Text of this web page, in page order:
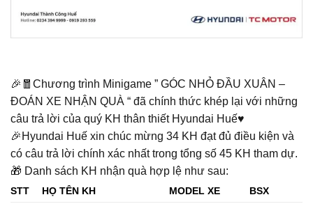
🎉🧧Chương trình Minigame ” GÓC NHỎ ĐẦU XUÂN –
ĐOÁN XE NHẬN QUÀ “ đã chính thức khép lại với những
câu trả lời của quý KH thân thiết Hyundai Huế♥️
🎉Hyundai Huế xin chúc mừng 34 KH đạt đủ điều kiện và
có câu trả lời chính xác nhất trong tổng số 45 KH tham dự.
🎁 Danh sách KH nhận quà hợp lệ như sau:
STT HỌ TÊN KH MODEL XE BSX